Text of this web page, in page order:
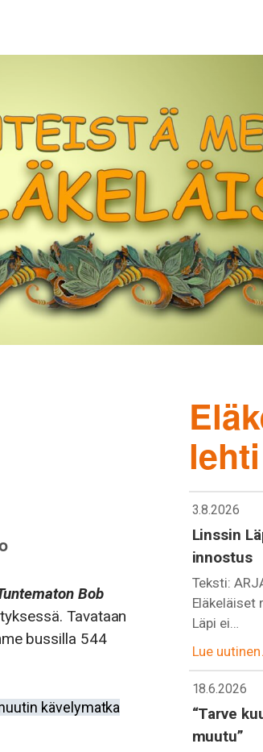
Bob
Tavataan
bussilla 544
kävelymatka
lehti
3.8.2026
Linssin
innostus
Teksti:
Eläkeläiset
Läpi ei…
Lue uutinen
18.6.2026
“Tarve
muutu”